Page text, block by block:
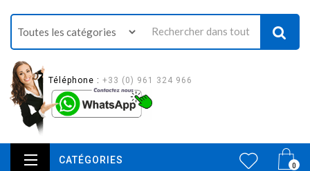
Téléphone : +33 (0) 961 324 966
0
CATÉGORIES